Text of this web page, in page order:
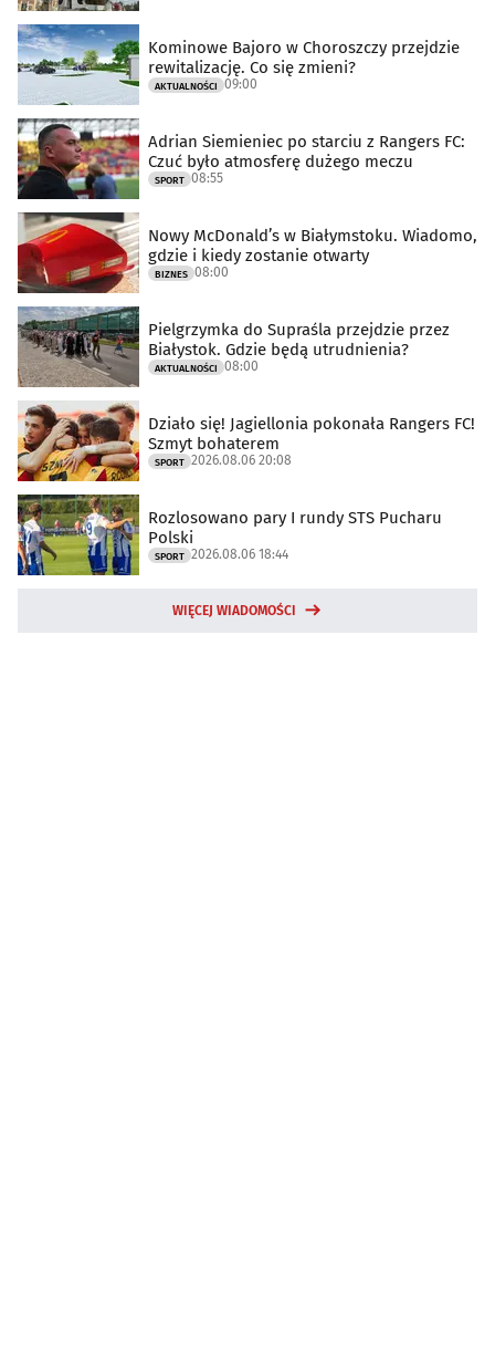
Kominowe Bajoro w Choroszczy przejdzie
rewitalizację. Co się zmieni?
AKTUALNOŚCI 09:00
Adrian Siemieniec po starciu z Rangers FC:
Czuć było atmosferę dużego meczu
SPORT 08:55
Nowy McDonald’s w Białymstoku. Wiadomo,
gdzie i kiedy zostanie otwarty
BIZNES 08:00
Pielgrzymka do Supraśla przejdzie przez
Białystok. Gdzie będą utrudnienia?
AKTUALNOŚCI 08:00
Działo się! Jagiellonia pokonała Rangers FC!
Szmyt bohaterem
SPORT 2026.08.06 20:08
Rozlosowano pary I rundy STS Pucharu
Polski
SPORT 2026.08.06 18:44
WIĘCEJ WIADOMOŚCI